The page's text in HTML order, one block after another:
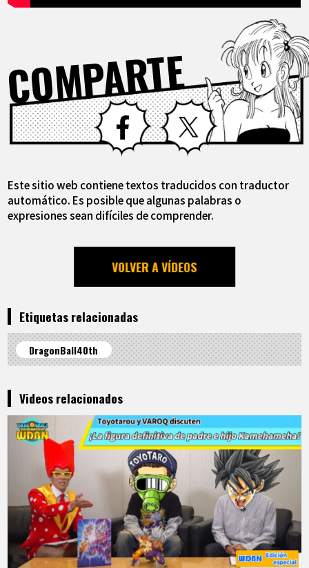
COMPARTE
Facebook X
Este sitio web contiene textos traducidos con traductor
automático. Es posible que algunas palabras o
expresiones sean difíciles de comprender.
VOLVER A VÍDEOS
Etiquetas relacionadas
DragonBall40th
Videos relacionados